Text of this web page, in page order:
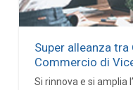
Super alleanza tra
Commercio di
Si rinnova e si amplia